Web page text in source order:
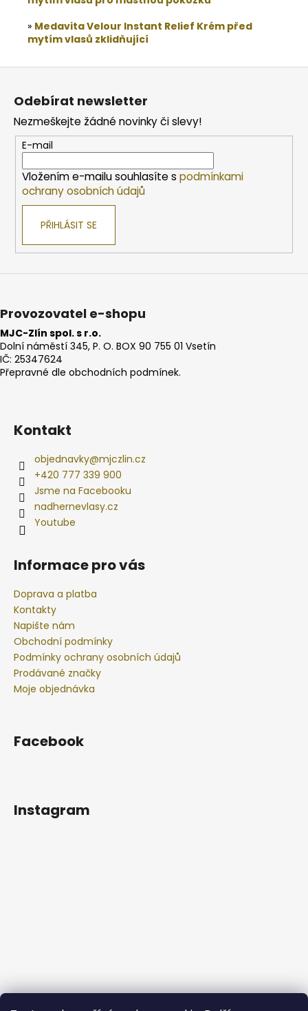
» Medavita Velour Instant Relief Krém před
mytím vlasů zklidňující
Z
Odebírat newsletter
Nezmeškejte žádné novinky či slevy!
E-mail
Vložením e-mailu souhlasíte s podmínkami
ochrany osobních údajů
PŘIHLÁSIT SE
Provozovatel e-shopu
MJC-Zlín spol. s r.o.
Dolní náměstí 345, P. O. BOX 90 755 01 Vsetín
IČ: 25347624
Přepravné dle obchodních podmínek.
Kontakt
objednavky@mjczlin.cz
+420 777 339 900
Jsme na Facebooku
nadhernevlasy.cz
Youtube
Informace pro vás
Doprava a platba
Kontakty
Napište nám
Obchodní podmínky
Podmínky ochrany osobních údajů
Prodávané značky
Moje objednávka
Facebook
Instagram